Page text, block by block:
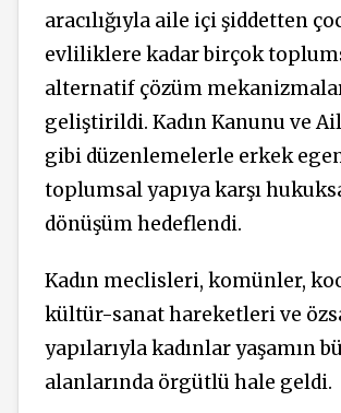
aracılığıyla aile içi şiddetten
evliliklere kadar birçok
alternatif çözüm
geliştirildi. Kadın Kanunu ve
gibi düzenlemelerle erkek
toplumsal yapıya karşı
dönüşüm hedeflendi.
Kadın meclisleri, komünler,
kültür-sanat hareketleri ve
yapılarıyla kadınlar yaşamın
alanlarında örgütlü hale geldi.